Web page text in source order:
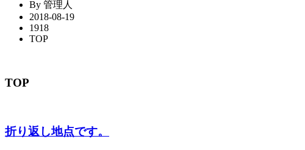
By 管理人
2018-08-19
1918
TOP
TOP
折り返し地点です。